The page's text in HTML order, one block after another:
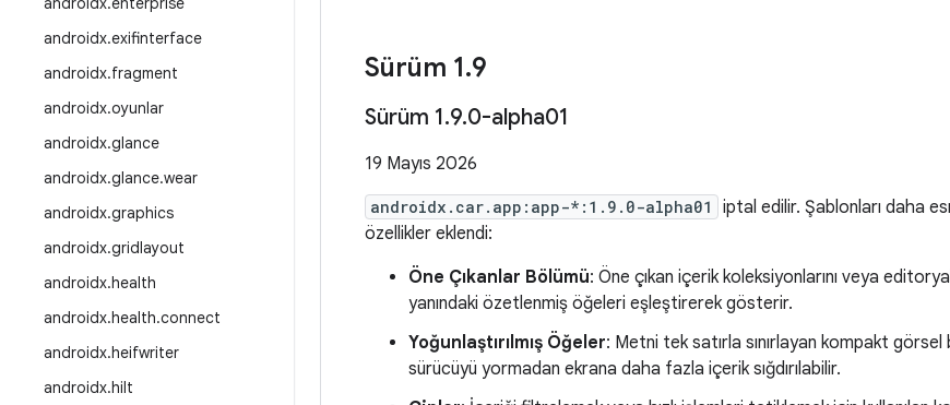
androidx.exifinterface
androidx.fragment
androidx.oyunlar
androidx.glance
androidx.glance.wear
androidx.graphics
androidx.gridlayout
androidx.health
androidx.health.connect
androidx.heifwriter
androidx.hilt
Sürüm 1.9
Sürüm 1.9.0-alpha01
19 Mayıs 2026
androidx.car.app:app-*:1.9.0-alpha01
iptal edilir. Şablonları daha
özellikler eklendi:
Öne Çıkanlar Bölümü: Öne çıkan içerik koleksiyonlarını veya
yanındaki özetlenmiş öğeleri eşleştirerek gösterir.
Yoğunlaştırılmış Öğeler: Metni tek satırla sınırlayan kompakt
sürücüyü yormadan ekrana daha fazla içerik sığdırılabilir.